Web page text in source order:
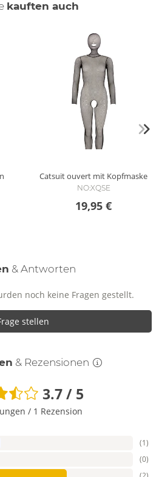
kauften auch
Catsuit ouvert mit Kopfmaske
NO:XQSE
19,95 €
& Antworten
noch keine Fragen gestellt.
stellen
& Rezensionen
3.7 / 5
/ 1 Rezension
(1)
(0)